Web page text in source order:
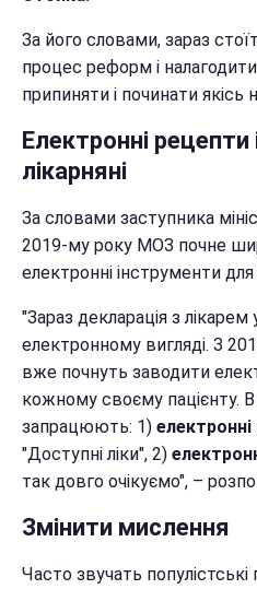
За його словами, зараз
процес реформ і
припиняти і починати якісь
Електронні рецепти
лікарняні
За словами заступника
2019-му року МОЗ почне
електронні інструменти для
"Зараз декларація з
електронному вигляді. З
вже почнуть заводити
кожному своєму пацієнту.
запрацюють: 1)
"Доступні ліки", 2)
так довго очікуємо", –
Змінити мислення
Часто звучать